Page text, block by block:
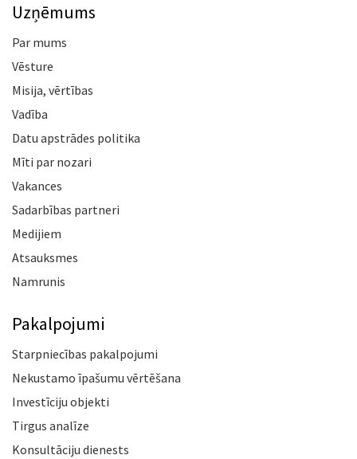
Uzņēmums
Par mums
Vēsture
Misija, vērtības
Vadība
Datu apstrādes politika
Mīti par nozari
Vakances
Sadarbības partneri
Medijiem
Atsauksmes
Namrunis
Pakalpojumi
Starpniecības pakalpojumi
Nekustamo īpašumu vērtēšana
Investīciju objekti
Tirgus analīze
Konsultāciju dienests